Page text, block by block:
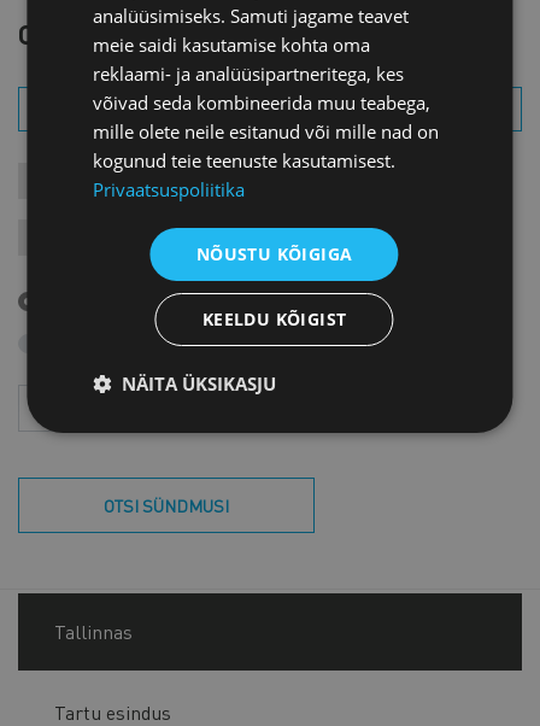
OTSI SÜNDMUST
KONTAKTÜRITUSED KOOLITUSED
VÄLISVISIIDID
Tulevased sündmused
Aasta
OTSI SÜNDMUSI
Tallinnas
Tartu esindus
analüüsimiseks. Samuti jagame teavet
meie saidi kasutamise kohta oma
reklaami- ja analüüsipartneritega, kes
võivad seda kombineerida muu teabega,
mille olete neile esitanud või mille nad on
kogunud teie teenuste kasutamisest.
Privaatsuspoliitika
NÕUSTU KÕIGIGA
KEELDU KÕIGIST
NÄITA ÜKSIKASJU